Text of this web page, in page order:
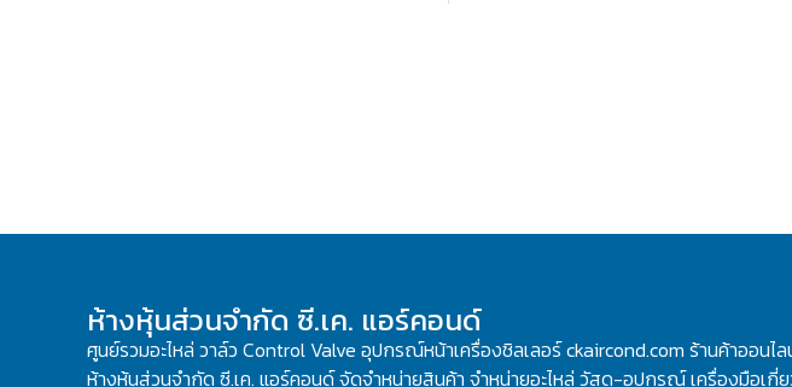
ห้างหุ้นส่วนจำกัด ซี.เค. แอร์คอนด์
ศูนย์รวมอะไหล่ วาล์ว Control Valve อุปกรณ์หน้าเครื่องชิลเลอร์ ckaircond.com ร้านค้าออนไ
ห้างหุ้นส่วนจำกัด ซี.เค. แอร์คอนด์ จัดจำหน่ายสินค้า จำหน่ายอะไหล่ วัสดุ-อุปกรณ์ เครื่องมือเกี่